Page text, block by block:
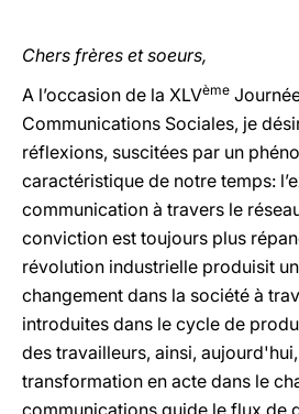
Chers frères et soeurs,
A l’occasion de la XLVème
Communications Sociales, je
réflexions, suscitées par un
caractéristique de notre temps:
communication à travers le
conviction est toujours plus
révolution industrielle produisit
changement dans la société à
introduites dans le cycle de
des travailleurs, ainsi,
transformation en acte dans le
communications guide le flux de